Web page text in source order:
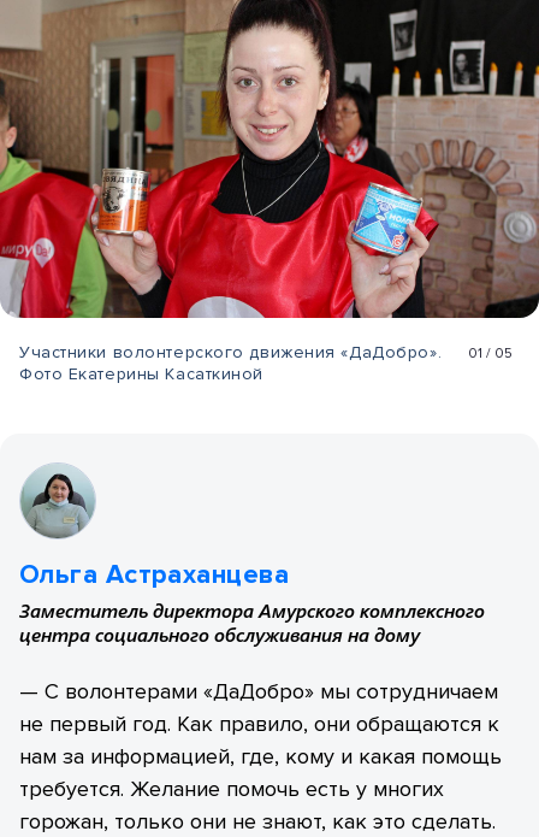
Участники волонтерского движения «ДаДобро».
Фото Екатерины Касаткиной
01 / 05
Ольга Астраханцева
Заместитель директора Амурского комплексного
центра социального обслуживания на дому
— С волонтерами «ДаДобро» мы сотрудничаем
не первый год. Как правило, они обращаются к
нам за информацией, где, кому и какая помощь
требуется. Желание помочь есть у многих
горожан, только они не знают, как это сделать.